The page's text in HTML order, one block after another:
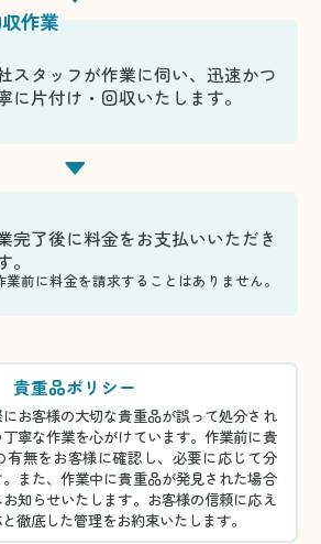
作業
スタッフが作業に伺い、迅速かつ
に片付け・回収いたします。
完了後に料金をお支払いいただき
。
前に料金を請求することはありません。
貴重品ポリシー
お客様の大切な貴重品が誤って処分され
寧な作業を心がけています。作業前に貴
有無をお客様に確認し、必要に応じて分
また、作業中に貴重品が発見された場合
知らせいたします。お客様の信頼に応え
徹底した管理をお約束いたします。